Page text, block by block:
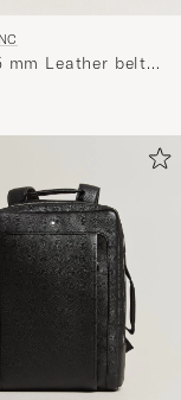
mm Leather belt